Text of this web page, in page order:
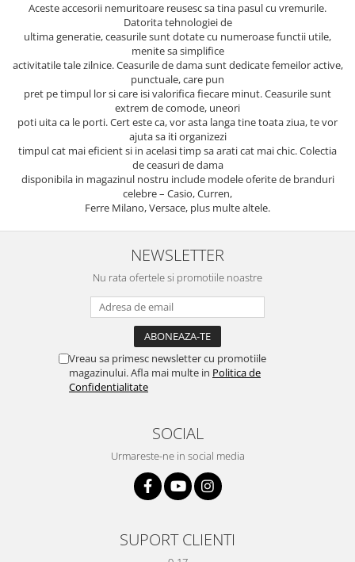
Aceste accesorii nemuritoare reusesc sa tina pasul cu vremurile.
Datorita tehnologiei de
ultima generatie, ceasurile sunt dotate cu numeroase functii utile,
menite sa simplifice
activitatile tale zilnice. Ceasurile de dama sunt dedicate femeilor active,
punctuale, care pun
pret pe timpul lor si care isi valorifica fiecare minut. Ceasurile sunt
extrem de comode, uneori
poti uita ca le porti. Cert este ca, vor asta langa tine toata ziua, te vor
ajuta sa iti organizezi
timpul cat mai eficient si in acelasi timp sa arati cat mai chic. Colectia
de ceasuri de dama
disponibila in magazinul nostru include modele oferite de branduri
celebre – Casio, Curren,
Ferre Milano, Versace, plus multe altele.
NEWSLETTER
Nu rata ofertele si promotiile noastre
Vreau sa primesc newsletter cu promotiile
magazinului. Afla mai multe in Politica de
Confidentialitate
SOCIAL
Urmareste-ne in social media
SUPORT CLIENTI